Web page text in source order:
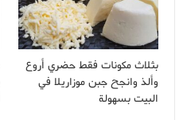
بثلاث مكونات فقط حضري أروع
وألذ وانجح جبن موزاريلا في
البيت بسهولة